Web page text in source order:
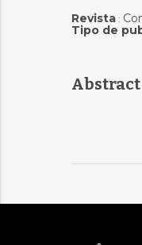
Revista:
Tipo de
Abstract